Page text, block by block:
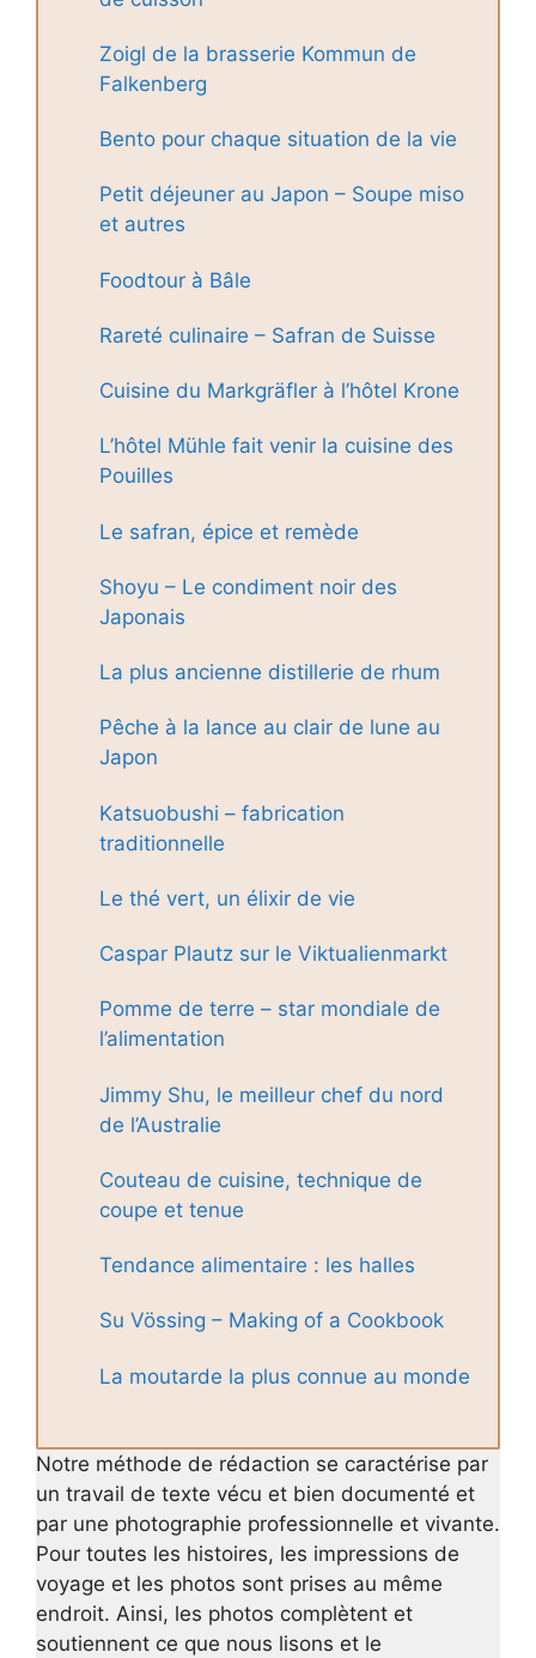
Zoigl de la brasserie Kommun de
Falkenberg
Bento pour chaque situation de la vie
Petit déjeuner au Japon – Soupe miso
et autres
Foodtour à Bâle
Rareté culinaire – Safran de Suisse
Cuisine du Markgräfler à l’hôtel Krone
L’hôtel Mühle fait venir la cuisine des
Pouilles
Le safran, épice et remède
Shoyu – Le condiment noir des
Japonais
La plus ancienne distillerie de rhum
Pêche à la lance au clair de lune au
Japon
Katsuobushi – fabrication
traditionnelle
Le thé vert, un élixir de vie
Caspar Plautz sur le Viktualienmarkt
Pomme de terre – star mondiale de
l’alimentation
Jimmy Shu, le meilleur chef du nord
de l’Australie
Couteau de cuisine, technique de
coupe et tenue
Tendance alimentaire : les halles
Su Vössing – Making of a Cookbook
La moutarde la plus connue au monde
Notre méthode de rédaction se caractérise par
un travail de texte vécu et bien documenté et
par une photographie professionnelle et vivante.
Pour toutes les histoires, les impressions de
voyage et les photos sont prises au même
endroit. Ainsi, les photos complètent et
soutiennent ce que nous lisons et le